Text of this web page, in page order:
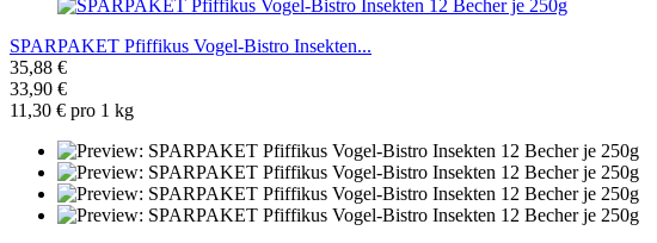
SPARPAKET Pfiffikus Vogel-Bistro Insekten...
35,88 €
33,90 €
11,30 € pro 1 kg